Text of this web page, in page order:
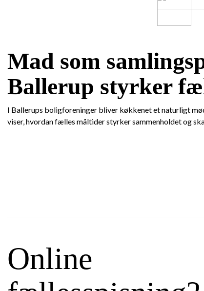
Mad som
Ballerup styrker
I Ballerups boligforeninger bliver køkkenet et naturligt
viser, hvordan fælles måltider styrker sammenholdet og
Online